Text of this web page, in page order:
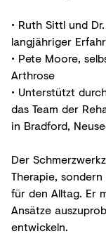
• Ruth Sittl und
langjähriger
• Pete Moore,
Arthrose
• Unterstützt
das Team der
in Bradford,
Der
Therapie,
für den Alltag. Er
Ansätze
entwickeln.